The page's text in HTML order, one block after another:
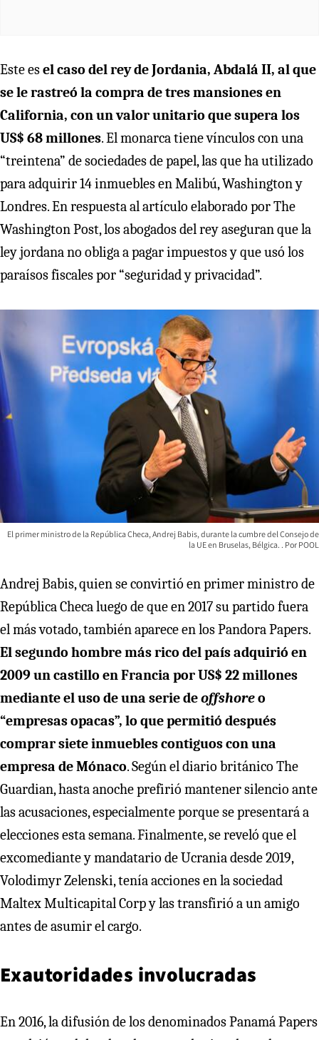
Este esel caso del rey de Jordania, Abdalá II, al que
se le rastreó la compra de tres mansiones en
California, con un valor unitario que supera los
US$ 68 millones. El monarca tiene vínculos con una
“treintena” de sociedades de papel, las que ha utilizado
para adquirir 14 inmuebles en Malibú, Washington y
Londres. En respuesta al artículo elaborado por The
Washington Post, los abogados del rey aseguran que la
ley jordana no obliga a pagar impuestos y que usó los
paraísos fiscales por “seguridad y privacidad”.
El primer ministro de la República Checa, Andrej Babis, durante la cumbre del Consejo de
la UE en Bruselas, Bélgica.
POOL
Andrej Babis, quien se convirtió en primer ministro de
República Checa luego de que en 2017 su partido fuera
el más votado, también aparece en los Pandora Papers.
El segundo hombre más rico del país adquirió en
2009 un castillo en Francia por US$ 22 millones
mediante el uso de una serie deoffshoreo
“empresas opacas”, lo que permitió después
comprar siete inmuebles contiguos con una
empresa de Mónaco. Según el diario británico The
Guardian, hasta anoche prefirió mantener silencio ante
las acusaciones, especialmente porque se presentará a
elecciones esta semana. Finalmente, se reveló que el
excomediante y mandatario de Ucrania desde 2019,
Volodimyr Zelenski, tenía acciones en la sociedad
Maltex Multicapital Corp y las transfirió a un amigo
antes de asumir el cargo.
Exautoridades involucradas
En 2016, la difusión de los denominados Panamá Papers